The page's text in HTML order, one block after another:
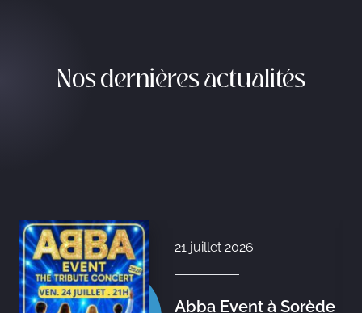
Nos dernières actualités
21 juillet 2026
Abba Event à Sorède